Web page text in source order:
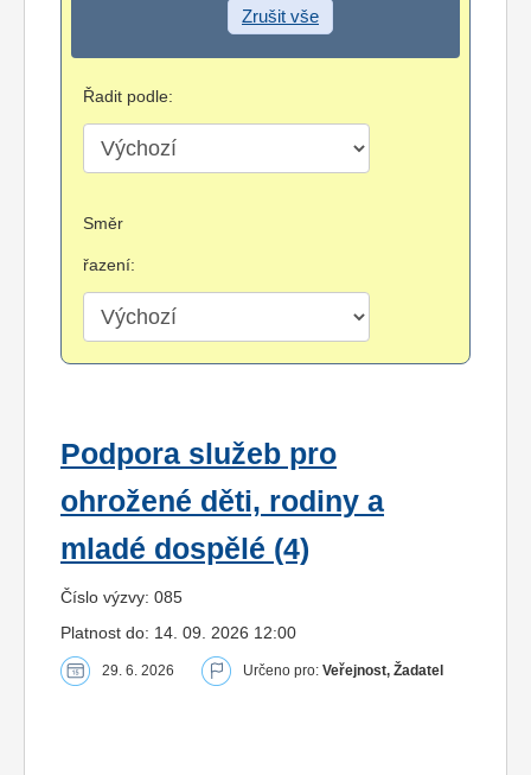
Zrušit vše
Řadit podle:
Směr
řazení:
Podpora služeb pro
ohrožené děti, rodiny a
mladé dospělé (4)
Číslo výzvy: 085
Platnost do: 14. 09. 2026 12:00
29. 6. 2026 Určeno pro: Veřejnost, Žadatel